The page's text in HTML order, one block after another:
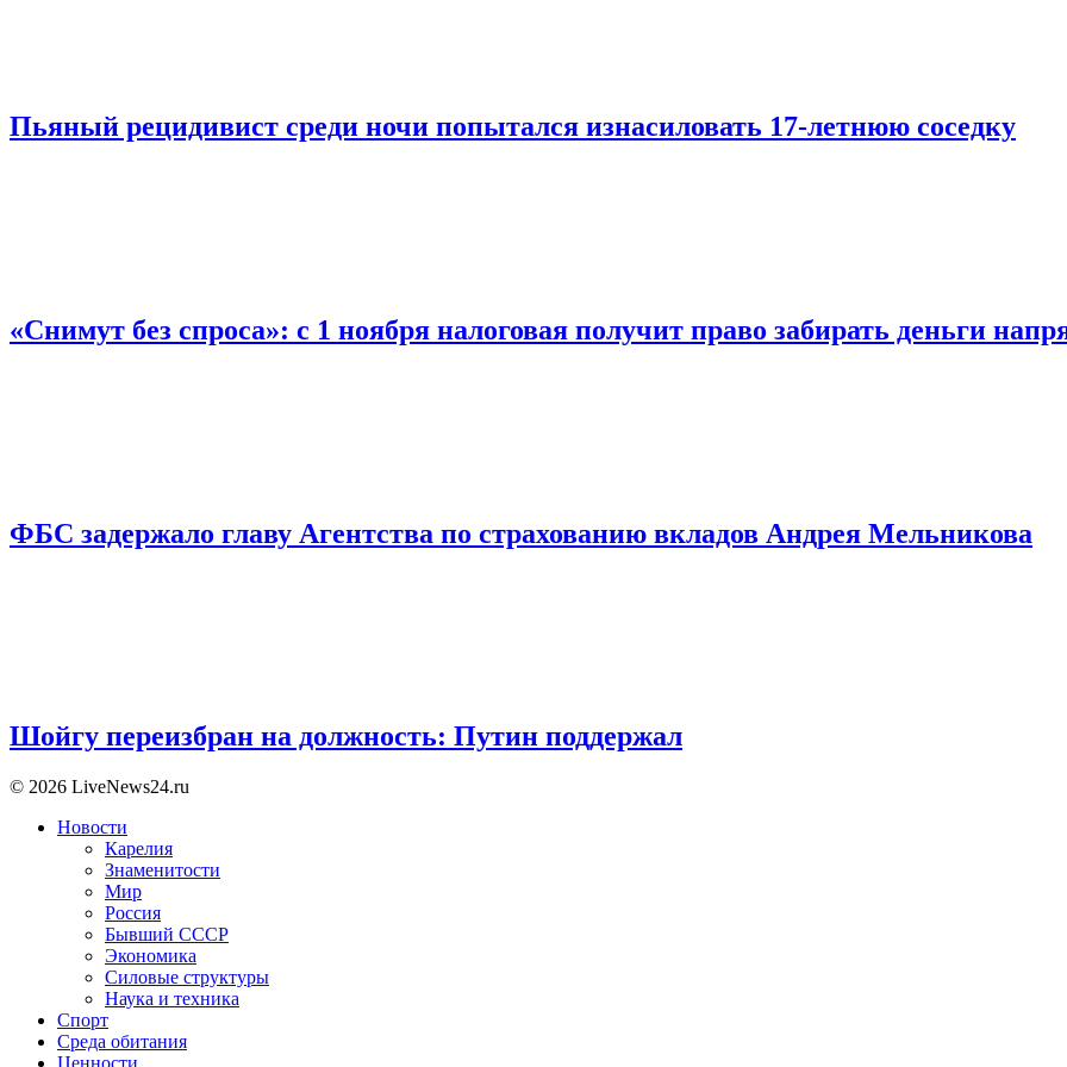
Пьяный рецидивист среди ночи попытался изнасиловать 17-летнюю соседку
«Снимут без спроса»: с 1 ноября налоговая получит право забирать деньги
ФБС задержало главу Агентства по страхованию вкладов Андрея Мельникова
Шойгу переизбран на должность: Путин поддержал
© 2026 LiveNews24.ru
Новости
Карелия
Знаменитости
Мир
Россия
Бывший СССР
Экономика
Силовые структуры
Наука и техника
Спорт
Среда обитания